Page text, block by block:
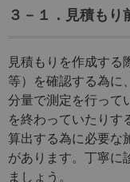
３－１．見積もり
見積もりを作成する
等）を確認する為に
分量で測定を行って
を終わっていたりす
算出する為に必要な
があります。丁寧に
ましょう。